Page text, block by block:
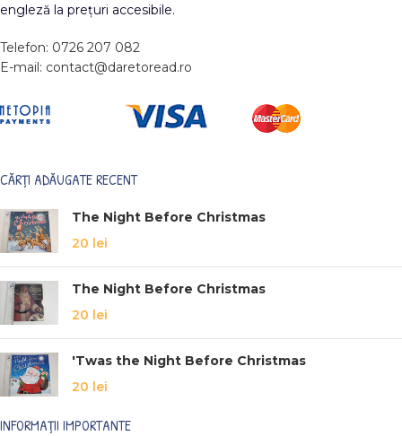
engleză la prețuri accesibile.
Telefon: 0726 207 082
E-mail: contact@daretoread.ro
CĂRȚI ADĂUGATE RECENT
The Night Before Christmas
20 lei
The Night Before Christmas
20 lei
'Twas the Night Before Christmas
20 lei
INFORMAȚII IMPORTANTE